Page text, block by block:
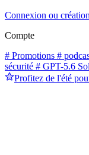
Connexion ou
Compte
# Promotions #
sécurité # GPT-5.6 Sol
Profitez de l'été